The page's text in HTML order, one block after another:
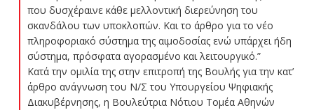
που δυσχέραινε κάθε μελλοντική διερεύνηση του
σκανδάλου των υποκλοπών. Και το άρθρο για το νέο
πληροφοριακό σύστημα της αιμοδοσίας ενώ υπάρχει ήδη
σύστημα, πρόσφατα αγορασμένο και λειτουργικό.”
Κατά την ομιλία της στην επιτροπή της Βουλής για την κατ’
άρθρο ανάγνωση του Ν/Σ του Υπουργείου Ψηφιακής
Διακυβέρνησης, η Βουλεύτρια Νότιου Τομέα Αθηνών